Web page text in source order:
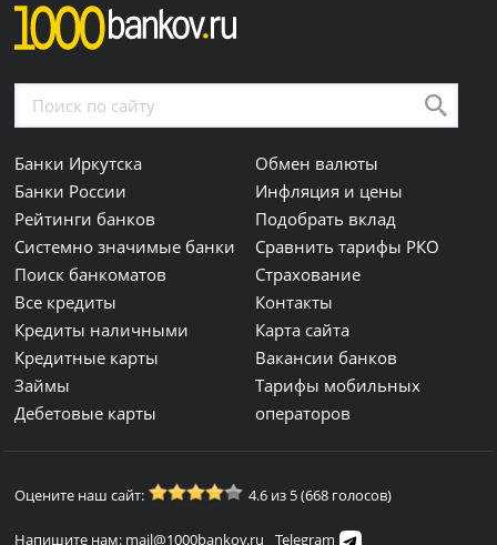
Банки Иркутска
Банки России
Рейтинги банков
Системно значимые банки
Поиск банкоматов
Все кредиты
Кредиты наличными
Кредитные карты
Займы
Дебетовые карты
Обмен валюты
Инфляция и цены
Подобрать вклад
Сравнить тарифы РКО
Страхование
Контакты
Карта сайта
Вакансии банков
Тарифы мобильных
операторов
Оцените наш сайт: 4.6 из 5 (668 голосов)
Напишите нам: mail@1000bankov.ru Telegram